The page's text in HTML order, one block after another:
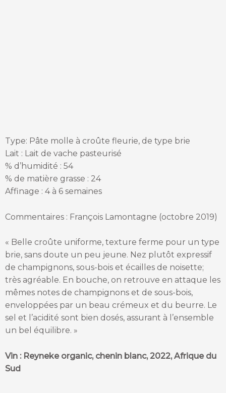
Type: Pâte molle à croûte fleurie, de type brie
Lait : Lait de vache pasteurisé
% d’humidité : 54
% de matière grasse : 24
Affinage : 4 à 6 semaines
Commentaires : François Lamontagne (octobre 2019)
« Belle croûte uniforme, texture ferme pour un type
brie, sans doute un peu jeune. Nez plutôt expressif
de champignons, sous-bois et écailles de noisette;
très agréable. En bouche, on retrouve en attaque les
mêmes notes de champignons et de sous-bois,
enveloppées par un beau crémeux et du beurre. Le
sel et l’acidité sont bien dosés, assurant à l’ensemble
un bel équilibre. »
Vin : Reyneke organic, chenin blanc, 2022, Afrique du
Sud